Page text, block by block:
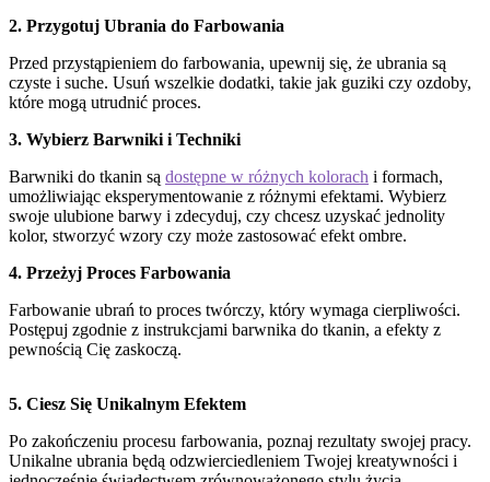
2. Przygotuj Ubrania do Farbowania
Przed przystąpieniem do farbowania, upewnij się, że ubrania są
czyste i suche. Usuń wszelkie dodatki, takie jak guziki czy ozdoby,
które mogą utrudnić proces.
3. Wybierz Barwniki i Techniki
Barwniki do tkanin są dostępne w różnych kolorach i formach,
umożliwiając eksperymentowanie z różnymi efektami. Wybierz
swoje ulubione barwy i zdecyduj, czy chcesz uzyskać jednolity
kolor, stworzyć wzory czy może zastosować efekt ombre.
4. Przeżyj Proces Farbowania
Farbowanie ubrań to proces twórczy, który wymaga cierpliwości.
Postępuj zgodnie z instrukcjami barwnika do tkanin, a efekty z
pewnością Cię zaskoczą.
5. Ciesz Się Unikalnym Efektem
Po zakończeniu procesu farbowania, poznaj rezultaty swojej pracy.
Unikalne ubrania będą odzwierciedleniem Twojej kreatywności i